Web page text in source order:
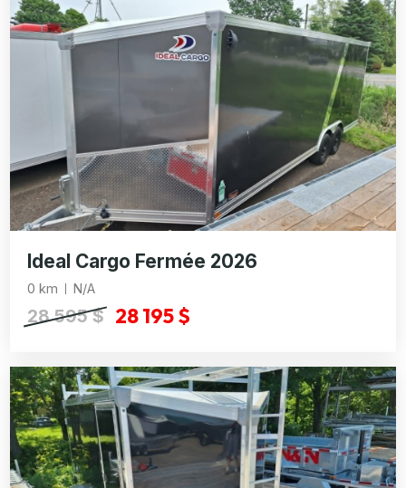
Ideal Cargo Fermée 2026
0 km N/A
28 595 $ 28 195 $